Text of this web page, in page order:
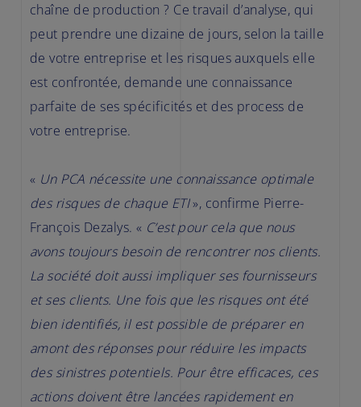
chaîne de production ? Ce travail d’analyse, qui
peut prendre une dizaine de jours, selon la taille
de votre entreprise et les risques auxquels elle
est confrontée, demande une connaissance
parfaite de ses spécificités et des process de
votre entreprise.
« Un PCA nécessite une connaissance optimale
des risques de chaque ETI», confirme Pierre-
François Dezalys. « C’est pour cela que nous
avons toujours besoin de rencontrer nos clients.
La société doit aussi impliquer ses fournisseurs
et ses clients. Une fois que les risques ont été
bien identifiés, il est possible de préparer en
amont des réponses pour réduire les impacts
des sinistres potentiels. Pour être efficaces, ces
actions doivent être lancées rapidement en